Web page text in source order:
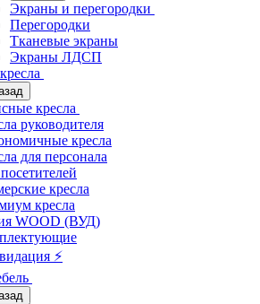
Экраны и перегородки
Перегородки
Тканевые экраны
Экраны ЛДСП
кресла
руководителя
кресла
для персонала
кресла
кресла
WOOD (ВУД)
⚡